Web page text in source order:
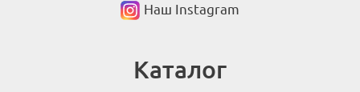
Наш Instagram
Каталог